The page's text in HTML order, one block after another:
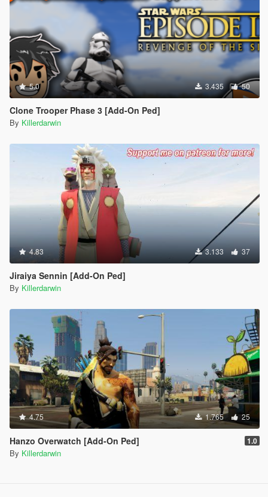
5.0 3.435 50
Clone Trooper Phase 3 [Add-On Ped]
By Killerdarwin
4.83 3.133 37
Jiraiya Sennin [Add-On Ped]
By Killerdarwin
4.75 1.765 25
Hanzo Overwatch [Add-On Ped] 1.0
By Killerdarwin